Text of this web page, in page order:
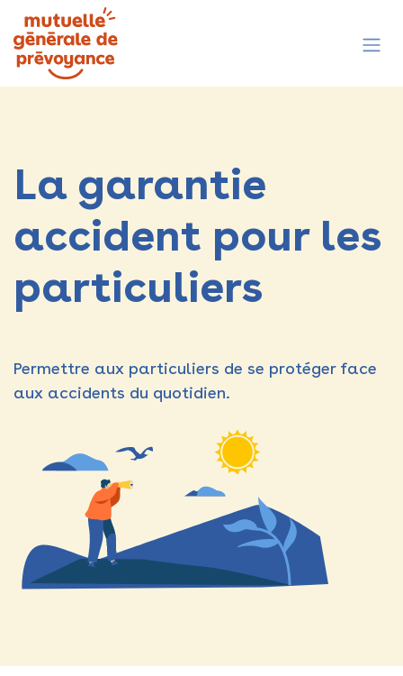
Se rendre au contenu
La garantie
accident pour les
particuliers
Permettre aux particuliers de se protéger face
aux accidents du quotidien​.